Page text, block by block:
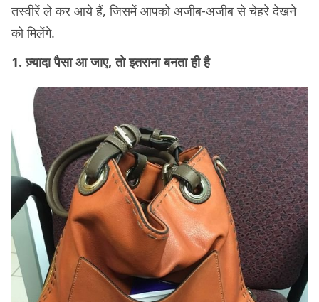
तस्वीरें ले कर आये हैं, जिसमें आपको अजीब-अजीब से चेहरे देखने
को मिलेंगे.
1. ज़्यादा पैसा आ जाए, तो इतराना बनता ही है